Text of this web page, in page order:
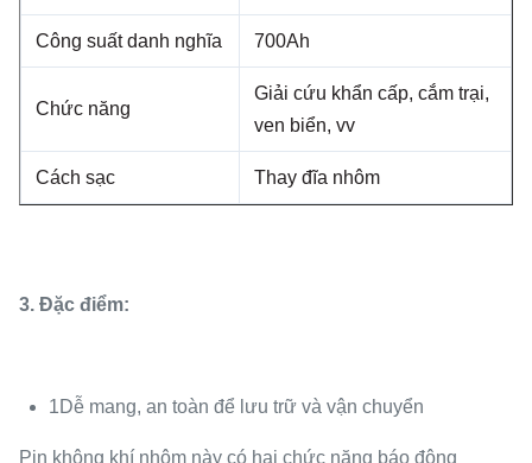
Công suất danh nghĩa 700Ah
Chức năng
Giải cứu khẩn cấp, cắm trại,
ven biển, vv
Cách sạc Thay đĩa nhôm
3. Đặc điểm:
1Dễ mang, an toàn để lưu trữ và vận chuyển
Pin không khí nhôm này có hai chức năng báo động